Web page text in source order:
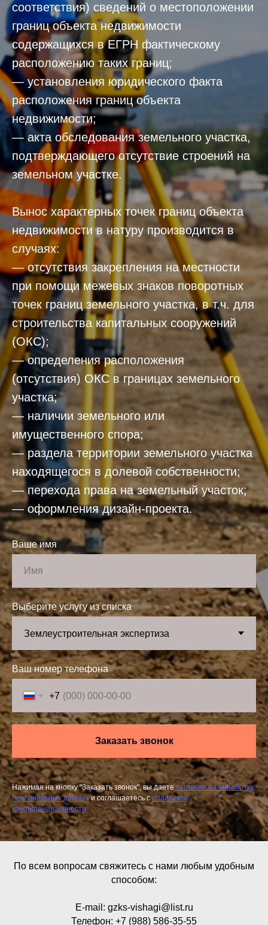
соответствия) сведений о местоположении
границ объекта недвижимости
содержащихся в ЕГРН фактическому
расположению таких границ;
— установления юридического факта
расположения границ объекта
недвижимости;
— акта обследования земельного участка,
подтверждающего отсутствие строений на
земельном участке.
Вынос характерных точек границ объекта
недвижимости в натуру производится в
случаях:
— отсутствия закрепления на местности
при помощи межевых знаков поворотных
точек границ земельного участка, в т.ч. для
строительства капитальных сооружений
(ОКС);
— определения расположения
(отсутствия) ОКС в границах земельного
участка;
— наличии земельного или
имущественного спора;
— раздела территории земельного участка
находящегося в долевой собственности;
— перехода права на земельный участок;
— оформления дизайн-проекта.
Ваше имя
Выберите услугу из списка
Ваш номер телефона
+7
Заказать звонок
Нажимая на кнопку "Заказать звонок", вы даете согласие на обработку
персональных данныхи соглашаетесь cполитикой
конфиденциальности
По всем вопросам свяжитесь с нами любым удобным
способом:
E-mail: gzks-vishagi@list.ru
Телефон: +7 (988) 586-35-55